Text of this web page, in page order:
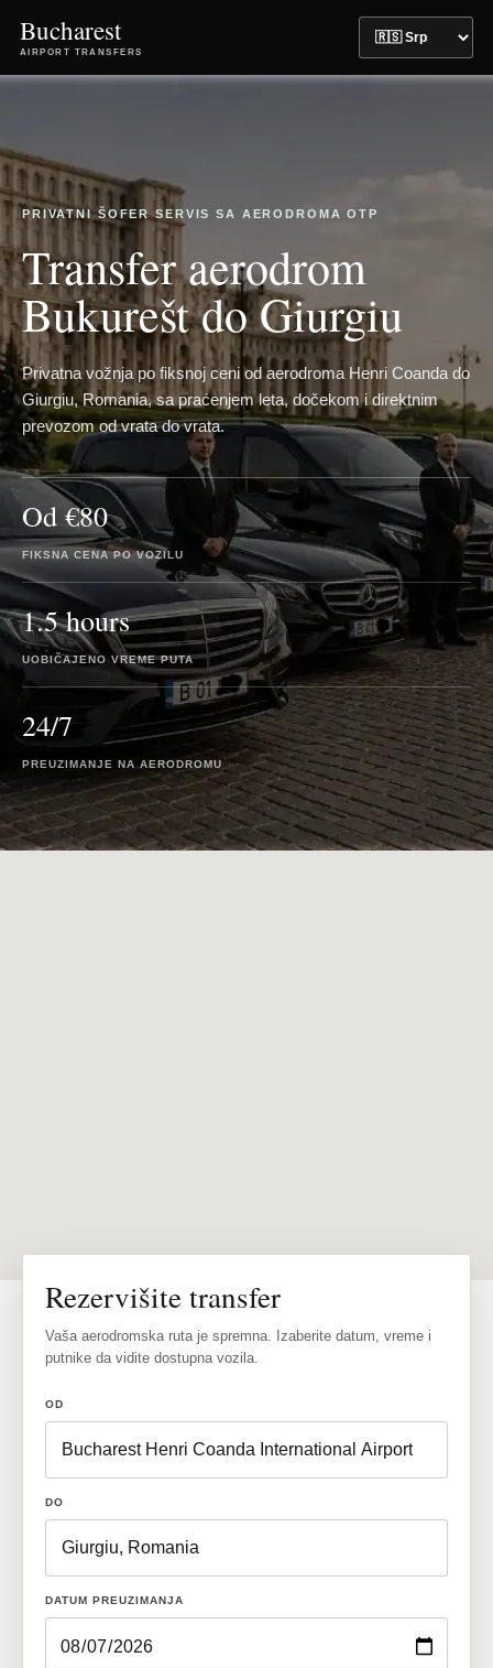
Bucharest
AIRPORT TRANSFERS
PRIVATNI ŠOFER SERVIS SA AERODROMA OTP
Transfer aerodrom
Bukurešt do Giurgiu
Privatna vožnja po fiksnoj ceni od aerodroma Henri Coanda do
Giurgiu, Romania, sa praćenjem leta, dočekom i direktnim
prevozom od vrata do vrata.
Od €80
FIKSNA CENA PO VOZILU
1.5 hours
UOBIČAJENO VREME PUTA
24/7
PREUZIMANJE NA AERODROMU
Rezervišite transfer
Vaša aerodromska ruta je spremna. Izaberite datum, vreme i
putnike da vidite dostupna vozila.
OD
DO
DATUM PREUZIMANJA